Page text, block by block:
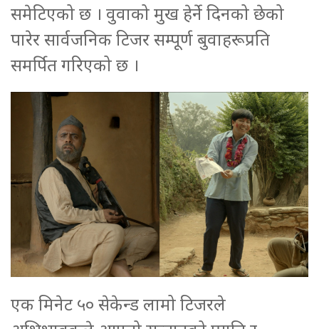
समेटिएको छ । वुवाको मुख हेर्ने दिनको छेको
पारेर सार्वजनिक टिजर सम्पूर्ण बुवाहरूप्रति
समर्पित गरिएको छ ।
एक मिनेट ५० सेकेन्ड लामो टिजरले